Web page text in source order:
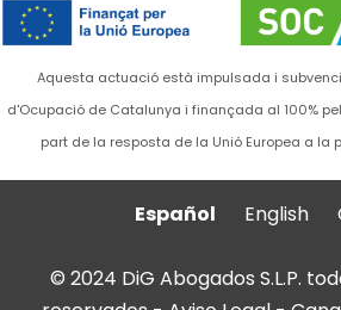
Aquesta actuació està impulsada i
d'Ocupació de Catalunya i finançada al 100%
part de la resposta de la Unió Europea a la
Español English
© 2024 DiG Abogados S.L.P.